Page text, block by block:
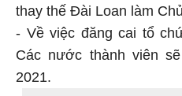
thay thế Đài Loan làm
- Về việc đăng cai tổ
Các nước thành viên
2021.